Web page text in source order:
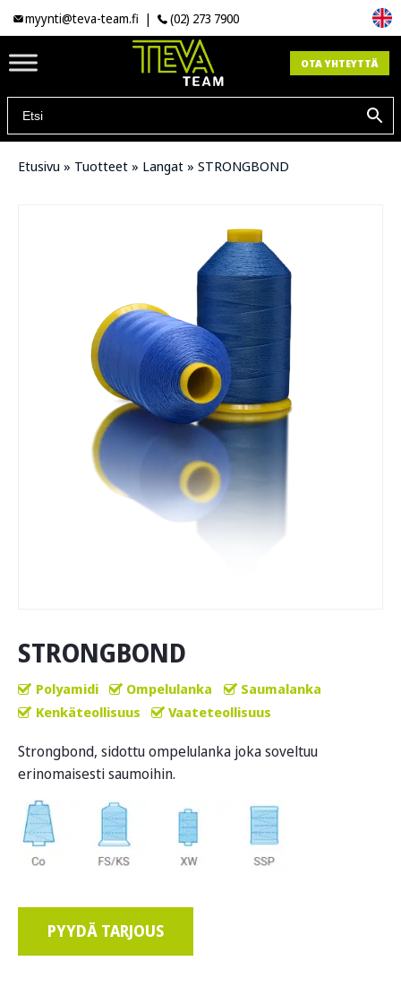
myynti@teva-team.fi | (02) 273 7900
OTA YHTEYTTÄ
Etusivu » Tuotteet » Langat » STRONGBOND
STRONGBOND
Polyamidi Ompelulanka
Saumalanka
Kenkäteollisuus
Vaateteollisuus
Strongbond, sidottu ompelulanka joka soveltuu
erinomaisesti saumoihin.
PYYDÄ TARJOUS